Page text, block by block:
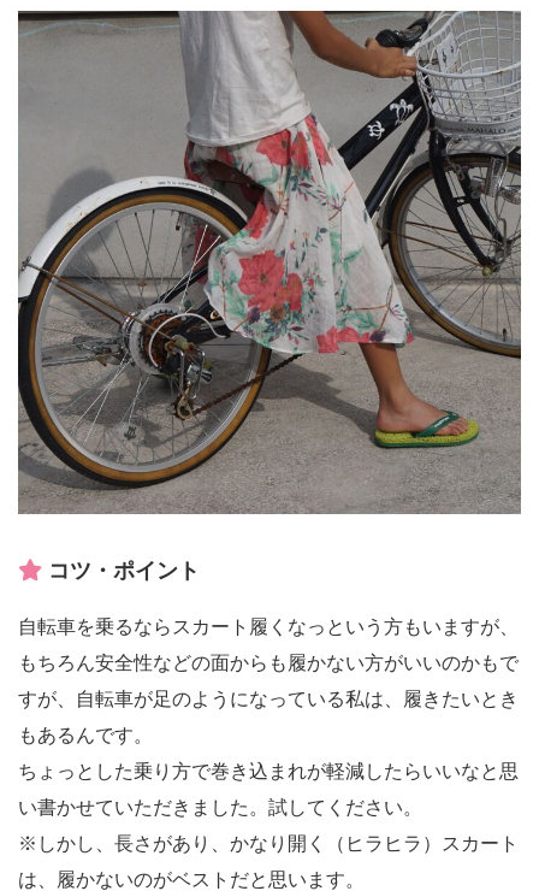
コツ・ポイント
自転車を乗るならスカート履くなっという方もいますが、
もちろん安全性などの面からも履かない方がいいのかもで
すが、自転車が足のようになっている私は、履きたいとき
もあるんです。
ちょっとした乗り方で巻き込まれが軽減したらいいなと思
い書かせていただきました。試してください。
※しかし、長さがあり、かなり開く（ヒラヒラ）スカート
は、履かないのがベストだと思います。